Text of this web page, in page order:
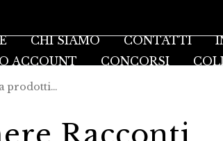
CHI SIAMO CONTATTI
ACCOUNT
CONCORSI